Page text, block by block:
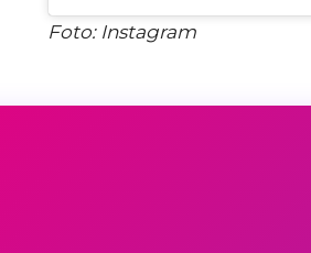
Foto: Instagram